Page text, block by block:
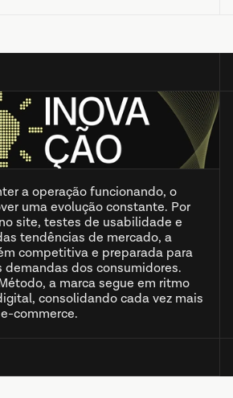
a operação funcionando, o
uma evolução constante. Por
site, testes de usabilidade e
tendências de mercado, a
competitiva e preparada para
demandas dos consumidores.
a marca segue em ritmo
consolidando cada vez mais
commerce.